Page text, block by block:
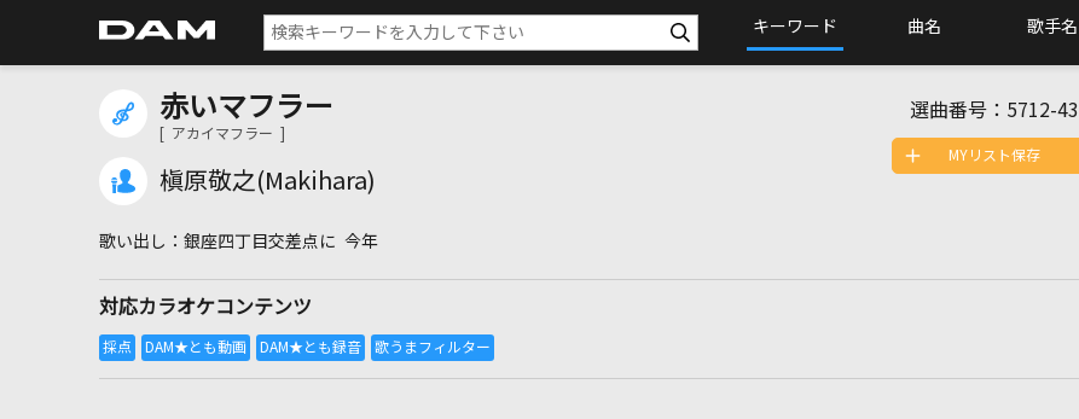
キーワード 曲名 歌手名
赤いマフラー
[ アカイマフラー ]
槇原敬之(Makihara)
選曲番号： 5712-43
銀座四丁目交差点に 今年
対応カラオケコンテンツ
MYリスト保存